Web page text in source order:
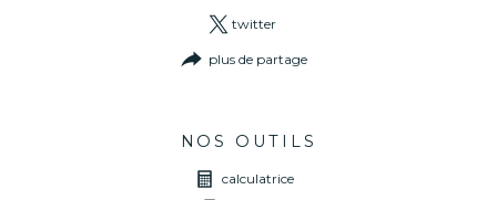
twitter
plus de partage
NOS OUTILS
calculatrice